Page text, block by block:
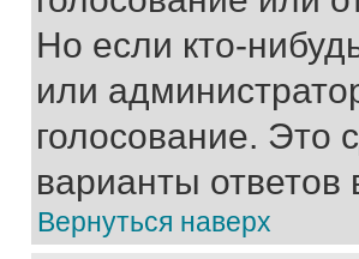
Но если кто-
или
голосование. Это
варианты ответов
Вернуться наверх